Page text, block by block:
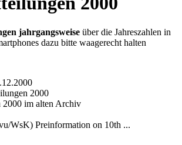
jahrgangsweise über die Jahreszahlen in
dazu bitte waagerecht halten
2000
2000 im alten Archiv
WsK) Preinformation on 10th ...